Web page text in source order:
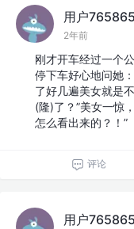
用户
2年前
刚才开车经过一个
停下车好心地问她
了好几遍美女就是
(隆)了？”美女一惊
怎么看出来的？！”
评论
用户